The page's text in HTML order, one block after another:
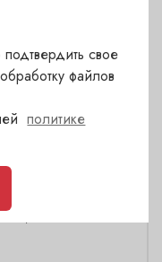
такой бочки
350 л. бочка. В
в
условиях
Восемь лет
реки в
ещё
вернулась на
2020 при
42,2% без
свое
файлов
политике